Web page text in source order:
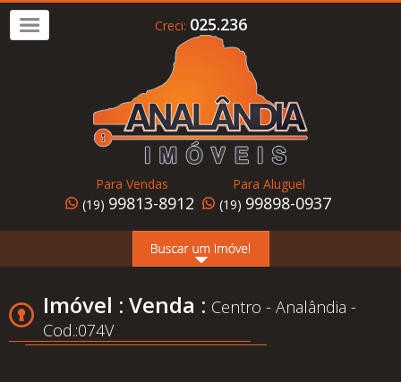
Alugar
Home
Somos
Conheça
Creci: 025.236
Para Vendas
(19) 99813-8912
Para Aluguel
(19) 99898-0937
Imóvel : Venda : Centro - Analândia -
Cod.:074V